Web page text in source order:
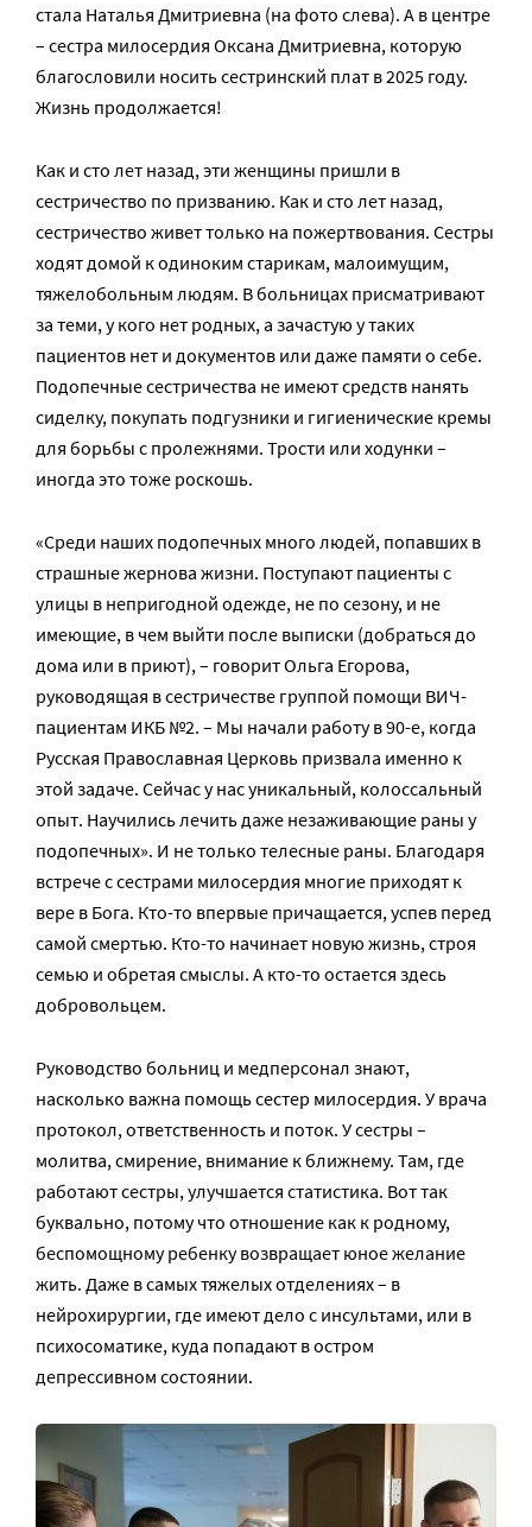
стала Наталья Дмитриевна (на фото слева). А в центре
– сестра милосердия Оксана Дмитриевна, которую
благословили носить сестринский плат в 2025 году.
Жизнь продолжается!
Как и сто лет назад, эти женщины пришли в
сестричество по призванию. Как и сто лет назад,
сестричество живет только на пожертвования. Сестры
ходят домой к одиноким старикам, малоимущим,
тяжелобольным людям. В больницах присматривают
за теми, у кого нет родных, а зачастую у таких
пациентов нет и документов или даже памяти о себе.
Подопечные сестричества не имеют средств нанять
сиделку, покупать подгузники и гигиенические кремы
для борьбы с пролежнями. Трости или ходунки –
иногда это тоже роскошь.
«Среди наших подопечных много людей, попавших в
страшные жернова жизни. Поступают пациенты с
улицы в непригодной одежде, не по сезону, и не
имеющие, в чем выйти после выписки (добраться до
дома или в приют), – говорит Ольга Егорова,
руководящая в сестричестве группой помощи ВИЧ-
пациентам ИКБ №2. – Мы начали работу в 90-е, когда
Русская Православная Церковь призвала именно к
этой задаче. Сейчас у нас уникальный, колоссальный
опыт. Научились лечить даже незаживающие раны у
подопечных». И не только телесные раны. Благодаря
встрече с сестрами милосердия многие приходят к
вере в Бога. Кто-то впервые причащается, успев перед
самой смертью. Кто-то начинает новую жизнь, строя
семью и обретая смыслы. А кто-то остается здесь
добровольцем.
Руководство больниц и медперсонал знают,
насколько важна помощь сестер милосердия. У врача
протокол, ответственность и поток. У сестры –
молитва, смирение, внимание к ближнему. Там, где
работают сестры, улучшается статистика. Вот так
буквально, потому что отношение как к родному,
беспомощному ребенку возвращает юное желание
жить. Даже в самых тяжелых отделениях – в
нейрохирургии, где имеют дело с инсультами, или в
психосоматике, куда попадают в остром
депрессивном состоянии.